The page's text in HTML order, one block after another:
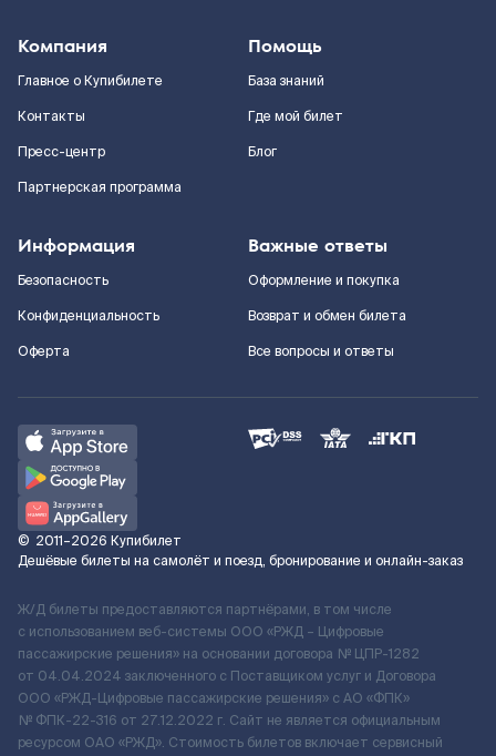
Компания
Главное о Купибилете
Контакты
Пресс-центр
Партнерская программа
Помощь
База знаний
Где мой билет
Блог
Информация
Безопасность
Конфиденциальность
Оферта
Важные ответы
Оформление и покупка
Возврат и обмен билета
Все вопросы и ответы
© 2011–2026 Купибилет
Дешёвые билеты на самолёт и поезд, бронирование и онлайн-заказ
Ж/Д билеты предоставляются партнёрами, в том числе
с использованием веб-системы ООО «РЖД – Цифровые
пассажирские решения» на основании договора № ЦПР-1282
от 04.04.2024 заключенного с Поставщиком услуг и Договора
ООО «РЖД-Цифровые пассажирские решения» c АО «ФПК»
№ ФПК-22-316 от 27.12.2022 г. Сайт не является официальным
ресурсом ОАО «РЖД». Стоимость билетов включает сервисный